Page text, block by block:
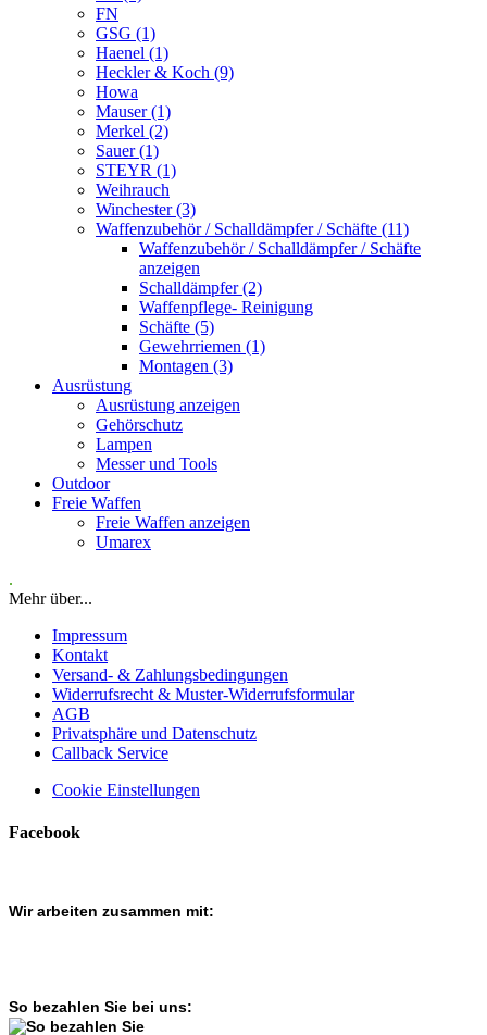
FN
GSG (1)
Haenel (1)
Heckler & Koch (9)
Howa
Mauser (1)
Merkel (2)
Sauer (1)
STEYR (1)
Weihrauch
Winchester (3)
Waffenzubehör / Schalldämpfer / Schäfte (11)
Waffenzubehör / Schalldämpfer / Schäfte
anzeigen
Schalldämpfer (2)
Waffenpflege- Reinigung
Schäfte (5)
Gewehrriemen (1)
Montagen (3)
Ausrüstung
Ausrüstung anzeigen
Gehörschutz
Lampen
Messer und Tools
Outdoor
Freie Waffen
Freie Waffen anzeigen
Umarex
.
Mehr über...
Impressum
Kontakt
Versand- & Zahlungsbedingungen
Widerrufsrecht & Muster-Widerrufsformular
AGB
Privatsphäre und Datenschutz
Callback Service
Cookie Einstellungen
Facebook
Wir arbeiten zusammen mit:
So bezahlen Sie bei uns: